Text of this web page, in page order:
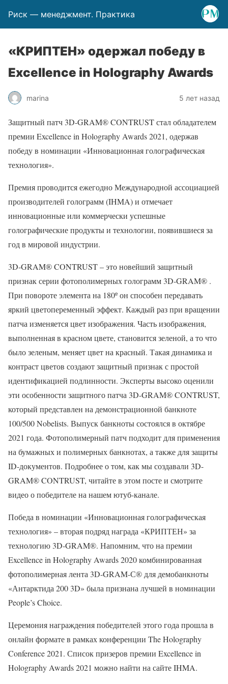
Риск — менеджмент. Практика
«КРИПТЕН» одержал победу в
Excellence in Holography Awards
marina 5 лет назад
Защитный патч 3D-GRAM® CONTRUST стал обладателем
премии Excellence in Holography Awards 2021, одержав
победу в номинации «Инновационная голографическая
технология».
Премия проводится ежегодно Международной ассоциацией
производителей голограмм (IHMA) и отмечает
инновационные или коммерчески успешные
голографические продукты и технологии, появившиеся за
год в мировой индустрии.
3D-GRAM® CONTRUST – это новейший защитный
признак серии фотополимерных голограмм 3D-GRAM® .
При повороте элемента на 180º он способен передавать
яркий цветопеременный эффект. Каждый раз при вращении
патча изменяется цвет изображения. Часть изображения,
выполненная в красном цвете, становится зеленой, а то что
было зеленым, меняет цвет на красный. Такая динамика и
контраст цветов создают защитный признак с простой
идентификацией подлинности. Эксперты высоко оценили
эти особенности защитного патча 3D-GRAM® CONTRUST,
который представлен на демонстрационной банкноте
100/500 Nobelists. Выпуск банкноты состоялся в октябре
2021 года. Фотополимерный патч подходит для применения
на бумажных и полимерных банкнотах, а также для защиты
ID-документов. Подробнее о том, как мы создавали 3D-
GRAM® CONTRUST, читайте в этом посте и смотрите
видео о победителе на нашем ютуб-канале.
Победа в номинации «Инновационная голографическая
технология» – вторая подряд награда «КРИПТЕН» за
технологию 3D-GRAM®. Напомним, что на премии
Excellence in Holography Awards 2020 комбинированная
фотополимерная лента 3D-GRAM-С® для демобанкноты
«Антарктида 200 3D» была признана лучшей в номинации
People’s Choice.
Церемония награждения победителей этого года прошла в
онлайн формате в рамках конференции The Holography
Conference 2021. Список призеров премии Excellence in
Holography Awards 2021 можно найти на сайте IHMA.